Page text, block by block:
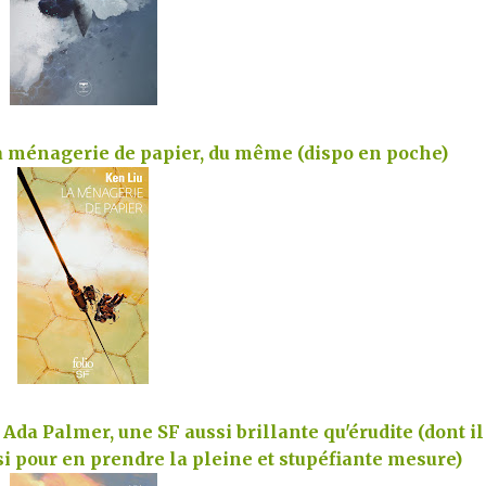
de papier, du même (dispo en poche)
Palmer, une SF aussi brillante qu'érudite (dont il
pour en prendre la pleine et stupéfiante mesure)